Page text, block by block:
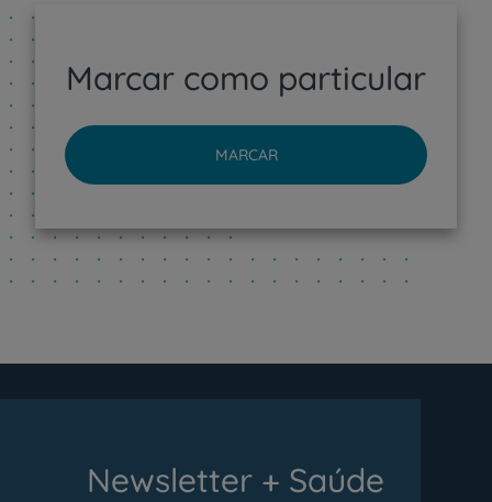
Marcar como particular
MARCAR
Newsletter + Saúde